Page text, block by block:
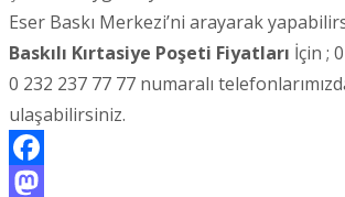
Eser Baskı Merkezi’ni arayarak
Baskılı Kırtasiye Poşeti Fiyatları İçin ;
0 232 237 77 77 numaralı
ulaşabilirsiniz.
Facebook